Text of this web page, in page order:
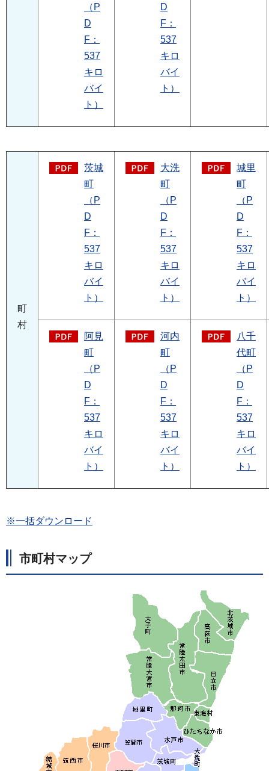
（P
D
F：
537
キロ
バイ
ト）
D
F：
537
キロ
バイ
ト）
町
村
茨城
町
（P
D
F：
537
キロ
バイ
ト）
大洗
町
（P
D
F：
537
キロ
バイ
ト）
城里
町
（P
D
F：
537
キロ
バイ
ト）
阿見
町
（P
D
F：
537
キロ
バイ
ト）
河内
町
（P
D
F：
537
キロ
バイ
ト）
八千
代町
（P
D
F：
537
キロ
バイ
ト）
※一括ダウンロード
市町村マップ